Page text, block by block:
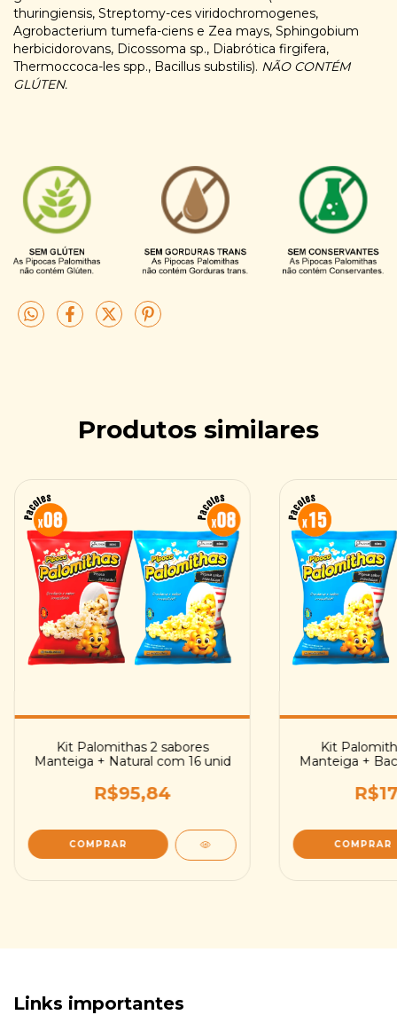
thuringiensis, Streptomy-ces viridochromogenes,
Agrobacterium tumefa-ciens e Zea mays, Sphingobium
herbicidorovans, Dicossoma sp., Diabrótica firgifera,
Thermoccoca-les spp., Bacillus substilis). NÃO CONTÉM
GLÚTEN.
Produtos similares
Kit Palomithas 2 sabores
Manteiga + Natural com 16 unid
R$95,84
Kit
Manteiga +
Links importantes